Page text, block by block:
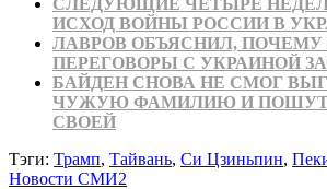
ИСХОД ВОЙНЫ РОССИИ В
ЛАВРОВ ОБЪЯСНИЛ,
ПЕРЕГОВОРЫ С УКРАИНОЙ
БАЙДЕН СНОВА НЕ СМОГ
ЧУЖУЮ ФАМИЛИЮ И
СВОЕЙ
Тэги: Трамп, Тайвань, Си Цзиньпин,
Новости СМИ2